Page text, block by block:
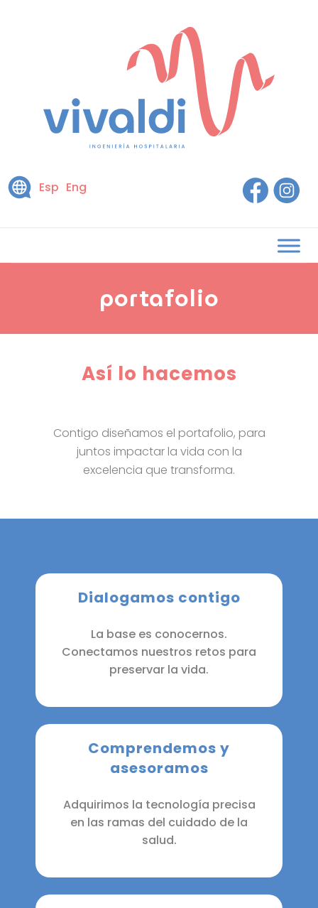
Esp Eng
portafolio
Así lo hacemos
Contigo diseñamos el portafolio, para
juntos impactar la vida con la
excelencia que transforma.
Dialogamos contigo
La base es conocernos.
Conectamos nuestros retos para
preservar la vida.
Comprendemos y
asesoramos
Adquirimos la tecnología precisa
en las ramas del cuidado de la
salud.